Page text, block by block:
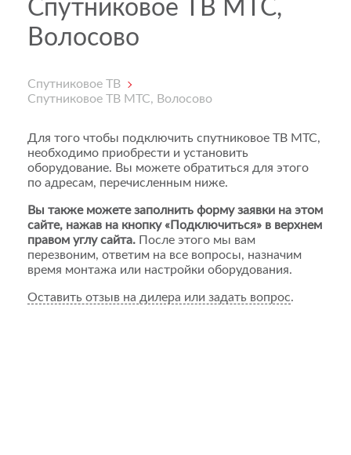
Спутниковое ТВ МТС,
Волосово
Спутниковое ТВ
Спутниковое ТВ МТС, Волосово
Для того чтобы подключить спутниковое ТВ МТС,
необходимо приобрести и установить
оборудование. Вы можете обратиться для этого
по адресам, перечисленным ниже.
Вы также можете заполнить форму заявки на этом
сайте, нажав на кнопку «Подключиться» в верхнем
правом углу сайта. После этого мы вам
перезвоним, ответим на все вопросы, назначим
время монтажа или настройки оборудования.
Оставить отзыв на дилера или задать вопрос.